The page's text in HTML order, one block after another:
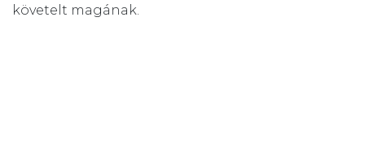
követelt magának.